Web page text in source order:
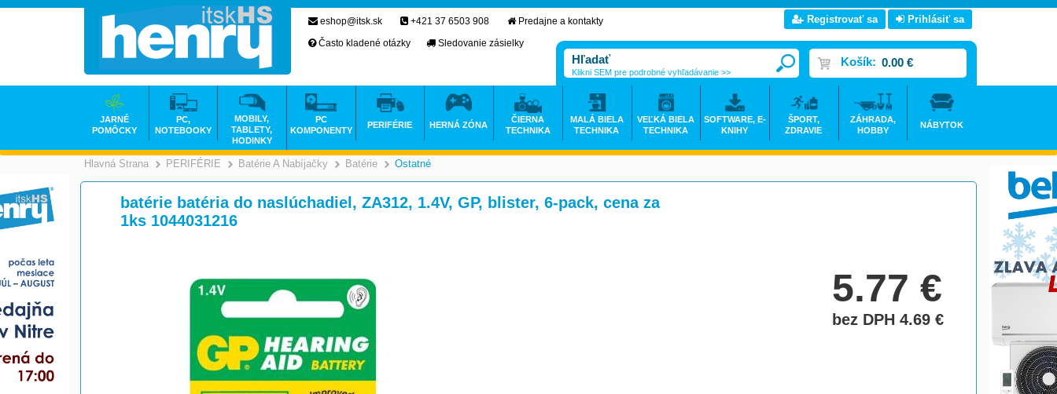
Hlavná Strana >
PERIFÉRIE >
Batérie A Nabíjačky >
Batérie >
Ostatné
batérie batéria do naslúchadiel, ZA312, 1.4V, GP, blister, 6-pack, cena za
1ks 1044031216
5.77€
bez DPH 4.69€
eshop@itsk.sk +421 37 6503 908
Predajne a kontakty
Často kladené otázky
Sledovanie zásielky
Registrovať sa Prihlásiť sa
Košík: 0.00 €
Klikni SEM pre podrobné vyhľadávanie >>
JARNÉ
POMÔCKY
PC,
NOTEBOOKY
MOBILY,
TABLETY,
HODINKY
PC
KOMPONENTY
PERIFÉRIE HERNÁ ZÓNA
ČIERNA
TECHNIKA
MALÁ BIELA
TECHNIKA
VEĽKÁ BIELA
TECHNIKA
SOFTWARE, E-
KNIHY
ŠPORT,
ZDRAVIE
ZÁHRADA,
HOBBY
NÁBYTOK